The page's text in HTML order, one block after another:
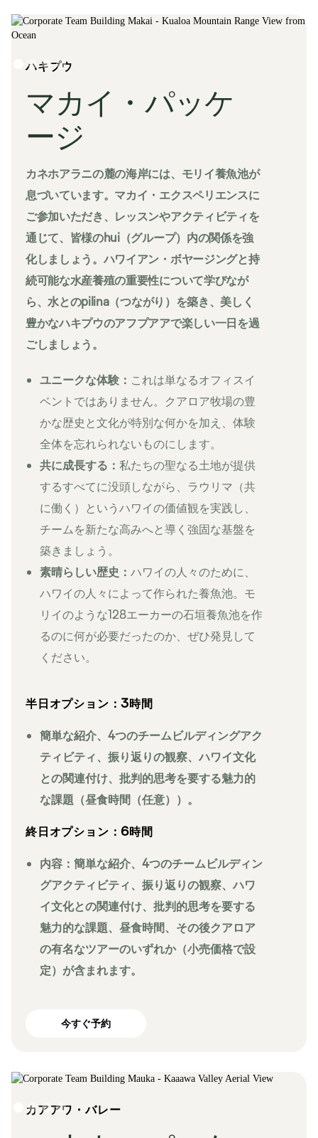
Slide 1 of 4.
ハキプウ
マカイ・パッケ
ージ
カネホアラニの麓の海岸には、モリイ養魚池が
息づいています。マカイ・エクスペリエンスに
ご参加いただき、レッスンやアクティビティを
通じて、皆様のhui（グループ）内の関係を強
化しましょう。ハワイアン・ボヤージングと持
続可能な水産養殖の重要性について学びなが
ら、水とのpilina（つながり）を築き、美しく
豊かなハキプウのアフプアアで楽しい一日を過
ごしましょう。
ユニークな体験： これは単なるオフィスイ
ベントではありません。クアロア牧場の豊
かな歴史と文化が特別な何かを加え、体験
全体を忘れられないものにします。
共に成長する： 私たちの聖なる土地が提供
するすべてに没頭しながら、ラウリマ（共
に働く）というハワイの価値観を実践し、
チームを新たな高みへと導く強固な基盤を
築きましょう。
素晴らしい歴史： ハワイの人々のために、
ハワイの人々によって作られた養魚池。モ
リイのような128エーカーの石垣養魚池を作
るのに何が必要だったのか、ぜひ発見して
ください。
半日オプション：3時間
簡単な紹介、4つのチームビルディングアク
ティビティ、振り返りの観察、ハワイ文化
との関連付け、批判的思考を要する魅力的
な課題（昼食時間（任意））。
終日オプション：6時間
内容：簡単な紹介、4つのチームビルディン
グアクティビティ、振り返りの観察、ハワ
イ文化との関連付け、批判的思考を要する
魅力的な課題、昼食時間、その後クアロア
の有名なツアーのいずれか（小売価格で設
定）が含まれます。
今すぐ予約
カアアワ・バレー